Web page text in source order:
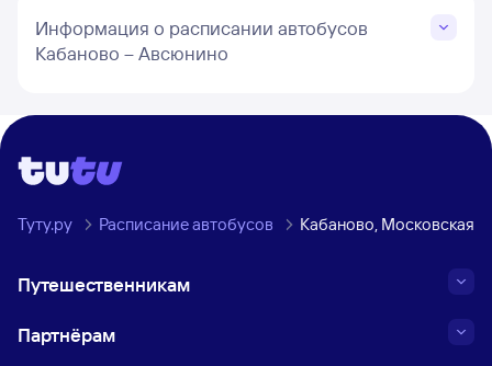
Информация о расписании автобусов
Кабаново – Авсюнино
Туту.ру Расписание автобусов Кабаново, Московская
Путешественникам
Партнёрам